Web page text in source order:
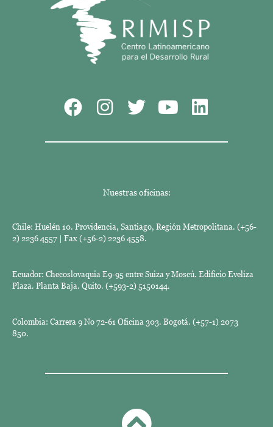
Nuestras oficinas:
Chile: Huelén 10. Providencia, Santiago, Región Metropolitana. (+56-
2) 2236 4557 | Fax (+56-2) 2236 4558.
Ecuador: Checoslovaquia E9-95 entre Suiza y Moscú. Edificio Eveliza
Plaza. Planta Baja. Quito. (+593-2) 5150144.
Colombia: Carrera 9 No 72-61 Oficina 303. Bogotá. (+57-1) 2073
850.